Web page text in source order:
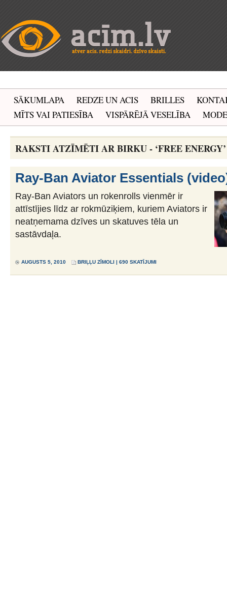
SĀKUMLAPA REDZE UN ACIS BRILLES
MĪTS VAI PATIESĪBA
VISPĀRĒJĀ VESELĪBA MODE
RAKSTI ATZĪMĒTI AR BIRKU - ‘FREE ENERGY’
Ray-Ban Aviator Essentials
Ray-Ban Aviators un rokenrolls vienmēr ir
attīstījies līdz ar rokmūziķiem, kuriem Aviators ir
neatņemama dzīves un skatuves tēla un
sastāvdaļa.
AUGUSTS 5, 2010 BRIĻĻU ZĪMOLI | 690 SKATĪJUMI